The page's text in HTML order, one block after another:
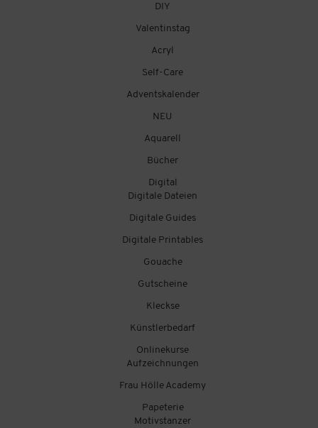
DIY
Valentinstag
Acryl
Self-Care
Adventskalender
NEU
Aquarell
Bücher
Digital
Digitale Dateien
Digitale Guides
Digitale Printables
Gouache
Gutscheine
Kleckse
Künstlerbedarf
Onlinekurse
Aufzeichnungen
Frau Hölle Academy
Papeterie
Motivstanzer